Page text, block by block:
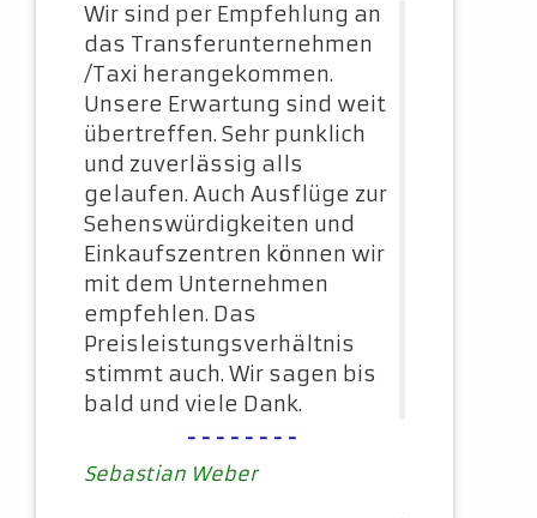
Wir sind per Empfehlung an
das Transferunternehmen
/Taxi herangekommen.
Unsere Erwartung sind weit
übertreffen. Sehr punklich
und zuverlässig alls
gelaufen. Auch Ausflüge zur
Sehenswürdigkeiten und
Einkaufszentren können wir
mit dem Unternehmen
empfehlen. Das
Preisleistungsverhältnis
stimmt auch. Wir sagen bis
bald und viele Dank.
--------
Sebastian Weber